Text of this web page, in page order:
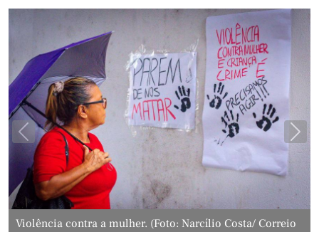
Violência contra a mulher. (Foto: Narcílio Costa/ Correio
Previous Next